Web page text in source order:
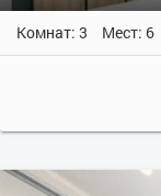
Комнат: 3 Мест: 6